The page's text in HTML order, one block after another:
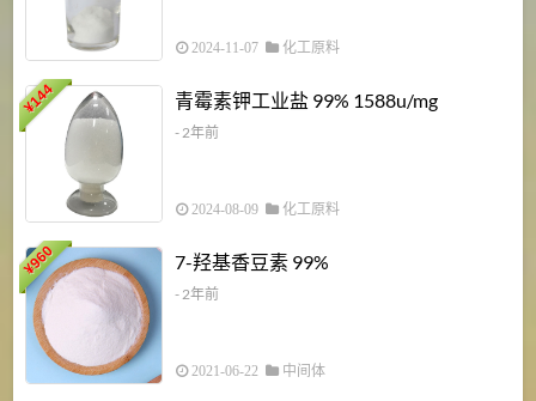
2024-11-07 化工原料
¥
144 青霉素钾工业盐 99% 1588u/mg
- 2年前
2024-08-09 化工原料
¥
960 7-羟基香豆素 99%
- 2年前
2021-06-22 中间体